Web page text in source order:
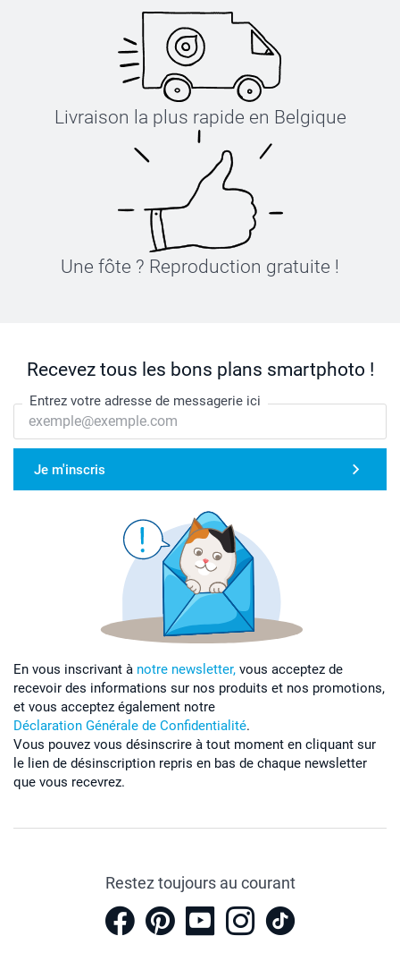
Livraison la plus rapide en Belgique
Une fôte ? Reproduction gratuite !
Recevez tous les bons plans smartphoto !
Entrez votre adresse de messagerie ici
Je m'inscris
En vous inscrivant à notre newsletter, vous acceptez de
recevoir des informations sur nos produits et nos promotions,
et vous acceptez également notre
Déclaration Générale de Confidentialité.
Vous pouvez vous désinscrire à tout moment en cliquant sur
le lien de désinscription repris en bas de chaque newsletter
que vous recevrez.
Restez toujours au courant